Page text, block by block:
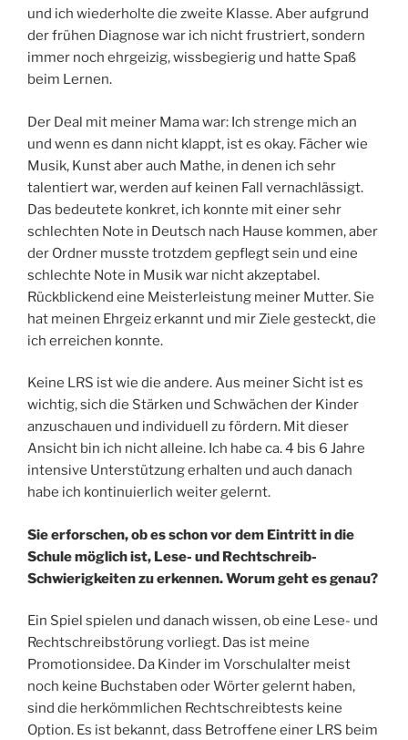
und ich wiederholte die zweite Klasse. Aber aufgrund
der frühen Diagnose war ich nicht frustriert, sondern
immer noch ehrgeizig, wissbegierig und hatte Spaß
beim Lernen.
Der Deal mit meiner Mama war: Ich strenge mich an
und wenn es dann nicht klappt, ist es okay. Fächer wie
Musik, Kunst aber auch Mathe, in denen ich sehr
talentiert war, werden auf keinen Fall vernachlässigt.
Das bedeutete konkret, ich konnte mit einer sehr
schlechten Note in Deutsch nach Hause kommen, aber
der Ordner musste trotzdem gepflegt sein und eine
schlechte Note in Musik war nicht akzeptabel.
Rückblickend eine Meisterleistung meiner Mutter. Sie
hat meinen Ehrgeiz erkannt und mir Ziele gesteckt, die
ich erreichen konnte.
Keine LRS ist wie die andere. Aus meiner Sicht ist es
wichtig, sich die Stärken und Schwächen der Kinder
anzuschauen und individuell zu fördern. Mit dieser
Ansicht bin ich nicht alleine. Ich habe ca. 4 bis 6 Jahre
intensive Unterstützung erhalten und auch danach
habe ich kontinuierlich weiter gelernt.
Sie erforschen, ob es schon vor dem Eintritt in die
Schule möglich ist, Lese- und Rechtschreib-
Schwierigkeiten zu erkennen. Worum geht es genau?
Ein Spiel spielen und danach wissen, ob eine Lese- und
Rechtschreibstörung vorliegt. Das ist meine
Promotionsidee. Da Kinder im Vorschulalter meist
noch keine Buchstaben oder Wörter gelernt haben,
sind die herkömmlichen Rechtschreibtests keine
Option. Es ist bekannt, dass Betroffene einer LRS beim